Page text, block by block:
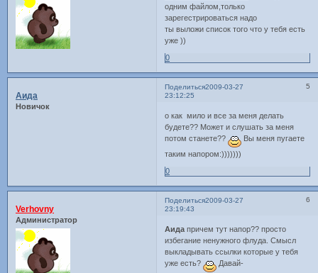
одним файлом,только
зарегестрироваться надо
ты выложи список того что у тебя есть
уже ))
0
Поделиться 5
2009-03-27
23:12:25
Аида
Новичок
о как мило и все за меня делать
будете?? Может и слушать за меня
потом станете??
Вы меня пугаете
таким напором:)))))))
0
Поделиться 6
2009-03-27
23:19:43
Verhovny
Администратор
Аидапричем тут напор?? просто
избегание ненужного флуда. Смысл
выкладывать ссылки которые у тебя
уже есть?
Давай-